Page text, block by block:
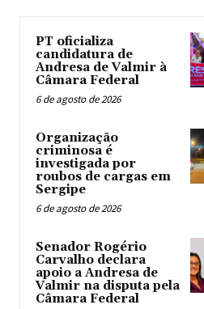
PT oficializa
candidatura de
Andresa de Valmir à
Câmara Federal
6 de agosto de 2026
Organização
criminosa é
investigada por
roubos de cargas em
Sergipe
6 de agosto de 2026
Senador Rogério
Carvalho declara
apoio a Andresa de
Valmir na disputa pela
Câmara Federal